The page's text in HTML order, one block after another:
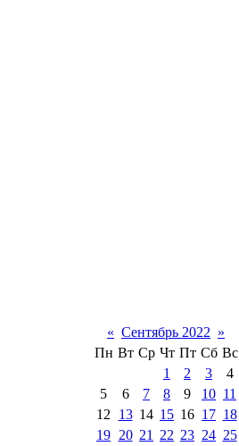
« Сентябрь 2022 »
Пн Вт Ср Чт Пт Сб Вс
1
2 3
4
5
6 7 8 9 10 11
12
13 14 15 16 17 18
19 20 21 22 23 24 25